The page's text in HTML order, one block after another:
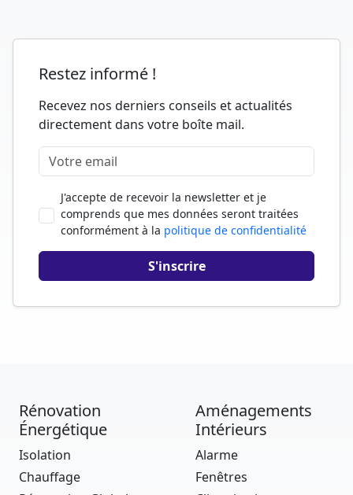
Restez informé !
Recevez nos derniers conseils et actualités
directement dans votre boîte mail.
J'accepte de recevoir la newsletter et je
comprends que mes données seront traitées
conformément à la politique de confidentialité
Rénovation
Énergétique
Isolation
Chauffage
Aménagements
Intérieurs
Alarme
Fenêtres